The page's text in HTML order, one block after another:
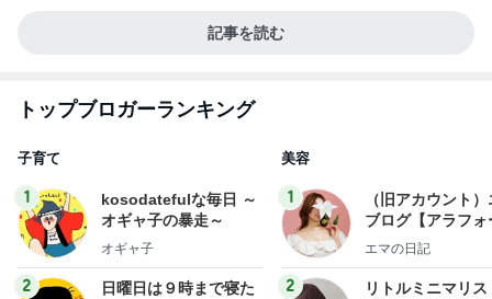
記事を読む
トップブロガーランキング
子育て
1
kosodatefulな毎日 ～
オギャ子の暴走～
オギャ子
2
日曜日は９時まで寝た
美容
1
（旧アカウント
ブログ【アラフォ
社売却セカンドラ
エマの日記
2
リトルミニマリス